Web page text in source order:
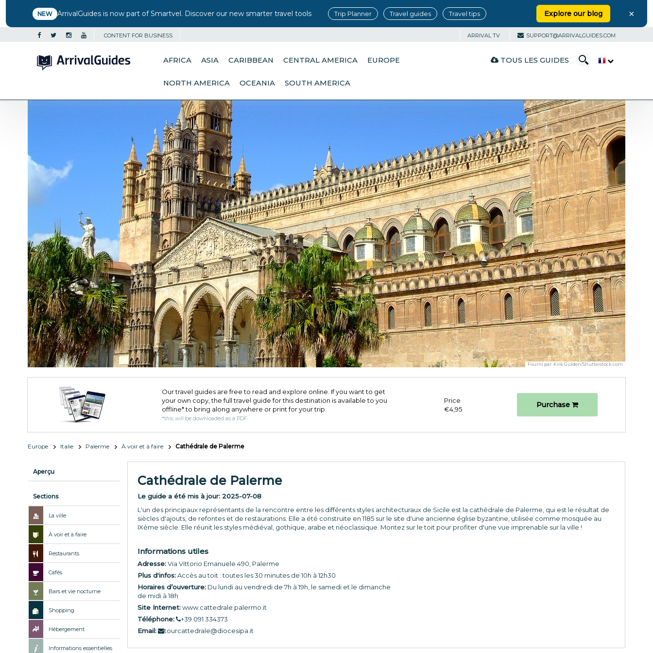
NEW ArrivalGuides is now part of Smartvel. Discover our new smarter travel tools Trip Planner Travel guides Travel tips Explore our blog ×
CONTENT FOR BUSINESS ARRIVAL TV SUPPORT@ARRIVALGUIDES.COM
AFRICA ASIA CARIBBEAN CENTRAL AMERICA EUROPE
NORTH AMERICA OCEANIA SOUTH AMERICA
TOUS LES GUIDES
Fourni par: Kirk Gulden/Shutterstock.com
Our travel guides are free to read and explore online. If you want to get
your own copy, the full travel guide for this destination is available to you
offline* to bring along anywhere or print for your trip.​
*this will be downloaded as a PDF.
Price
€4,95
Purchase
Europe Italie Palerme À voir et à faire Cathédrale de Palerme
Aperçu
Sections
La ville
À voir et à faire
Restaurants
Cafés
Bars et vie nocturne
Shopping
Hébergement
Informations essentielles
Cathédrale de Palerme
Le guide a été mis à jour: 2025-07-08
L'un des principaux représentants de la rencontre entre les différents styles architecturaux de Sicile est la cathédrale de Palerme, qui est le résultat de
siècles d'ajouts, de refontes et de restaurations. Elle a été construite en 1185 sur le site d'une ancienne église byzantine, utilisée comme mosquée au
IXème siècle. Elle réunit les styles médiéval, gothique, arabe et néoclassique. Montez sur le toit pour profiter d'une vue imprenable sur la ville !
Informations utiles
Adresse:Via Vittorio Emanuele 490, Palerme
Plus d'infos:Accès au toit : toutes les 30 minutes de 10h à 12h30
Horaires d’ouverture: Du lundi au vendredi de 7h à 19h, le samedi et le dimanche
de midi à 18h
Site Internet:www.cattedrale.palermo.it
Téléphone:
+39 091 334373
Email:
tourcattedrale@diocesipa.it